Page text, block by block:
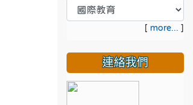
[ more... ]
連絡我們